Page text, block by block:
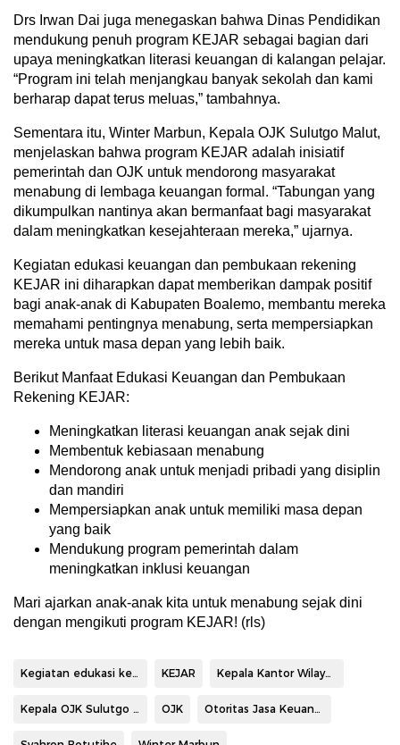
Drs Irwan Dai juga menegaskan bahwa Dinas Pendidikan
mendukung penuh program KEJAR sebagai bagian dari
upaya meningkatkan literasi keuangan di kalangan pelajar.
“Program ini telah menjangkau banyak sekolah dan kami
berharap dapat terus meluas,” tambahnya.
Sementara itu, Winter Marbun, Kepala OJK Sulutgo Malut,
menjelaskan bahwa program KEJAR adalah inisiatif
pemerintah dan OJK untuk mendorong masyarakat
menabung di lembaga keuangan formal. “Tabungan yang
dikumpulkan nantinya akan bermanfaat bagi masyarakat
dalam meningkatkan kesejahteraan mereka,” ujarnya.
Kegiatan edukasi keuangan dan pembukaan rekening
KEJAR ini diharapkan dapat memberikan dampak positif
bagi anak-anak di Kabupaten Boalemo, membantu mereka
memahami pentingnya menabung, serta mempersiapkan
mereka untuk masa depan yang lebih baik.
Berikut Manfaat Edukasi Keuangan dan Pembukaan
Rekening KEJAR:
Meningkatkan literasi keuangan anak sejak dini
Membentuk kebiasaan menabung
Mendorong anak untuk menjadi pribadi yang disiplin
dan mandiri
Mempersiapkan anak untuk memiliki masa depan
yang baik
Mendukung program pemerintah dalam
meningkatkan inklusi keuangan
Mari ajarkan anak-anak kita untuk menabung sejak dini
dengan mengikuti program KEJAR! (rls)
Kegiatan edukasi keuangan dan pembukaan rekening KEJAR Kepala Kantor Wilayah BSG
Kepala OJK Sulutgo Malut OJK Otoritas Jasa Keuangan